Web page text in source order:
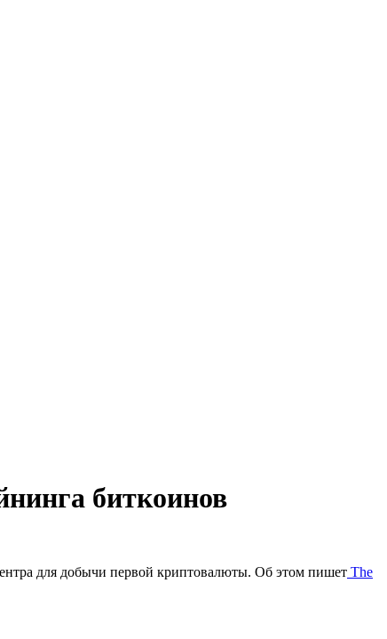
биткоинов
для добычи первой криптовалюты. Об этом пишет The